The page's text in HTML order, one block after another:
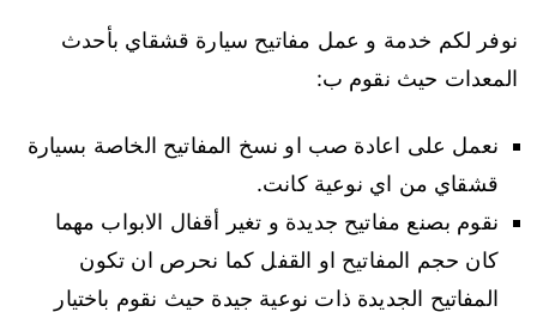
نوفر لكم خدمة و عمل مفاتيح سيارة قشقاي بأحدث
المعدات حيث نقوم ب:
نعمل على اعادة صب او نسخ المفاتيح الخاصة بسيارة
قشقاي من اي نوعية كانت.
نقوم بصنع مفاتيح جديدة و تغير أقفال الابواب مهما
كان حجم المفاتيح او القفل كما نحرص ان تكون
المفاتيح الجديدة ذات نوعية جيدة حيث نقوم باختيار